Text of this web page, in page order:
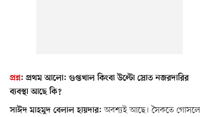
প্রশ্ন: প্রথম আলো: গুপ্তখাল কিংবা উল্টো স্রোত নজরদারির
ব্যবস্থা আছে কি?
সাঈদ মাহমুদ বেলাল হায়দার: অবশ্যই আছে। সৈকতে গোসলে